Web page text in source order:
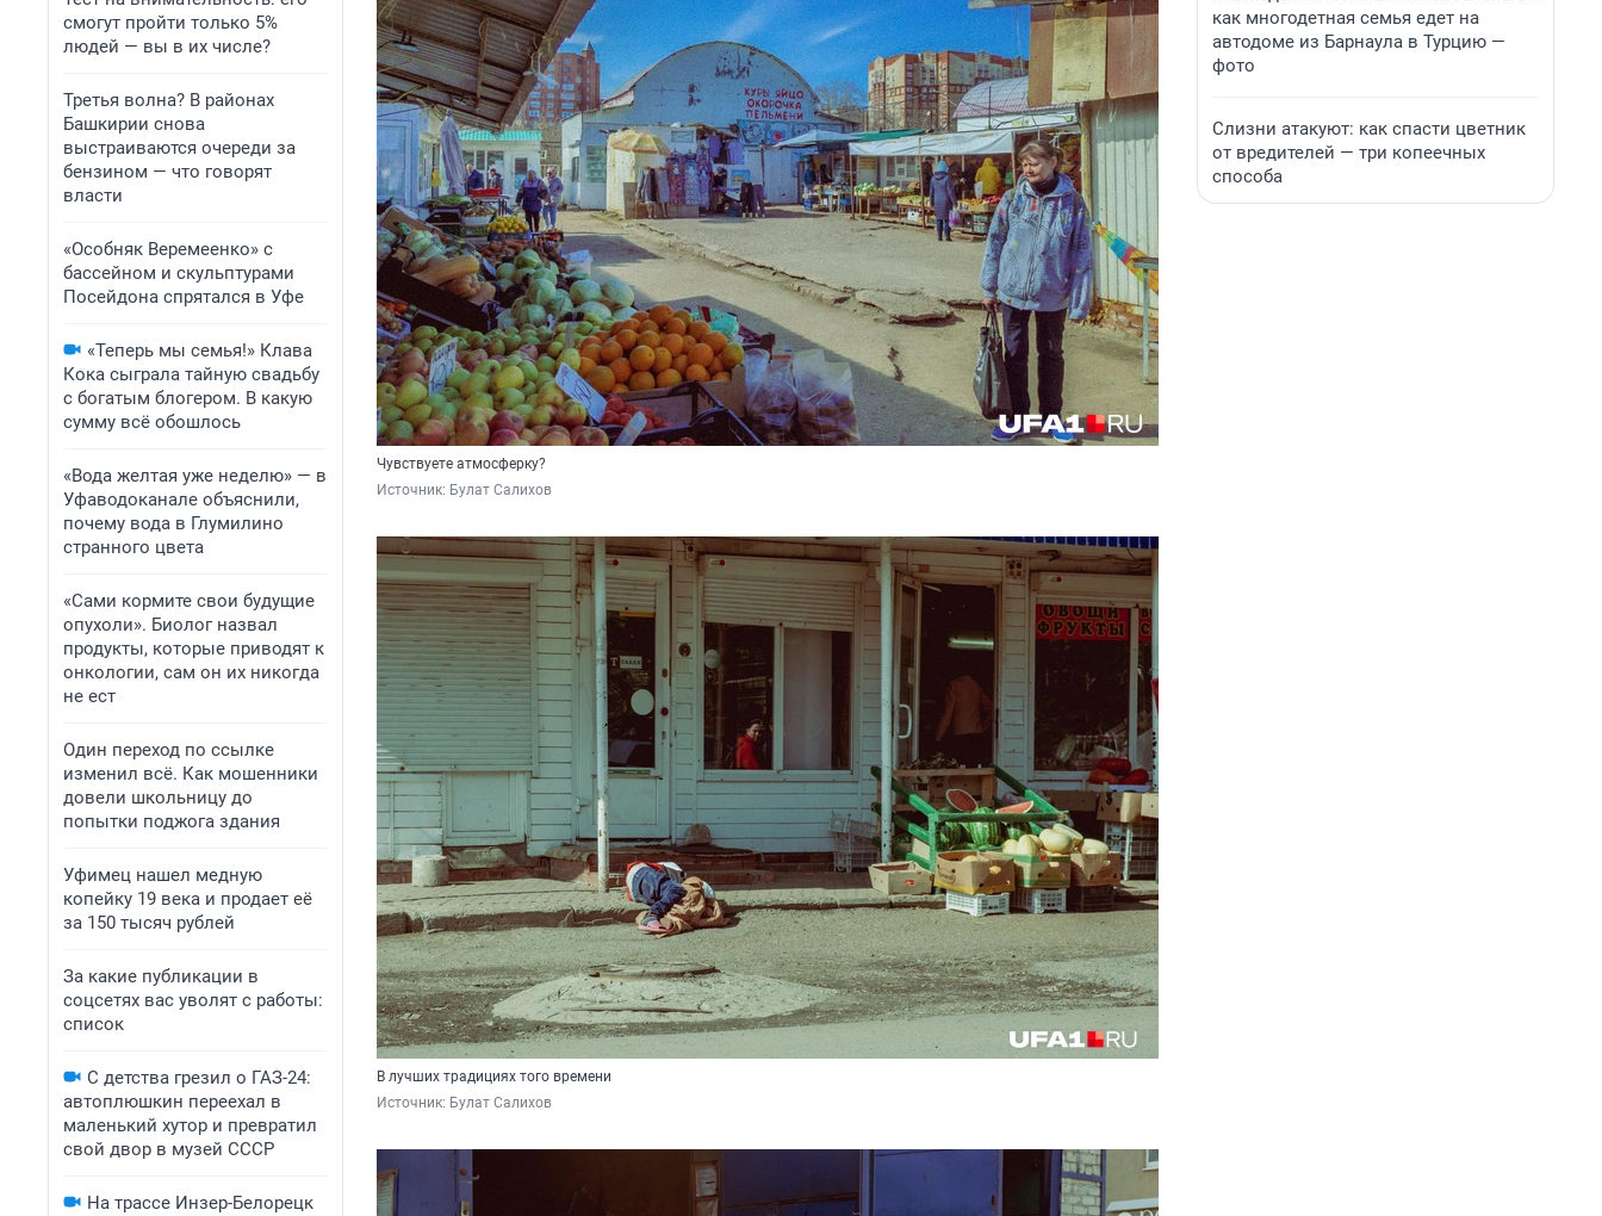
смогут пройти только 5%
людей — вы в их числе?
Третья волна? В районах
Башкирии снова
выстраиваются очереди за
бензином — что говорят
власти
«Особняк Веремеенко» с
бассейном и скульптурами
Посейдона спрятался в Уфе
«Теперь мы семья!» Клава
Кока сыграла тайную свадьбу
с богатым блогером. В какую
сумму всё обошлось
«Вода желтая уже неделю» — в
Уфаводоканале объяснили,
почему вода в Глумилино
странного цвета
«Сами кормите свои будущие
опухоли». Биолог назвал
продукты, которые приводят к
онкологии, сам он их никогда
не ест
Один переход по ссылке
изменил всё. Как мошенники
довели школьницу до
попытки поджога здания
Уфимец нашел медную
копейку 19 века и продает её
за 150 тысяч рублей
За какие публикации в
соцсетях вас уволят с работы:
список
С детства грезил о ГАЗ-24:
автоплюшкин переехал в
маленький хутор и превратил
свой двор в музей СССР
На трассе Инзер-Белорецк
Чувствуете атмосферку?
Источник: Булат Салихов
В лучших традициях того времени
Источник: Булат Салихов
как многодетная семья едет на
автодоме из Барнаула в Турцию —
фото
Слизни атакуют: как спасти цветник
от вредителей — три копеечных
способа